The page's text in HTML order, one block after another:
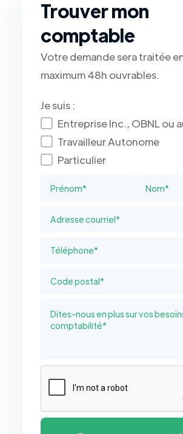
Trouver mon
comptable
Votre demande sera traitée
maximum 48h ouvrables.
Je suis :
Entreprise Inc., OBNL ou
Travailleur Autonome
Particulier